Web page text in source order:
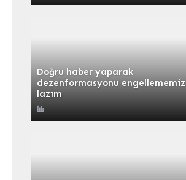
Doğru haber yaparak
dezenformasyonu engellememiz
lazım